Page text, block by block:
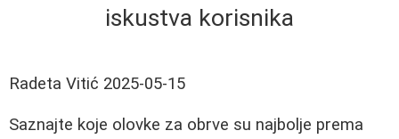
iskustva korisnika
Radeta Vitić 2025-05-15
Saznajte koje olovke za obrve su najbolje prema